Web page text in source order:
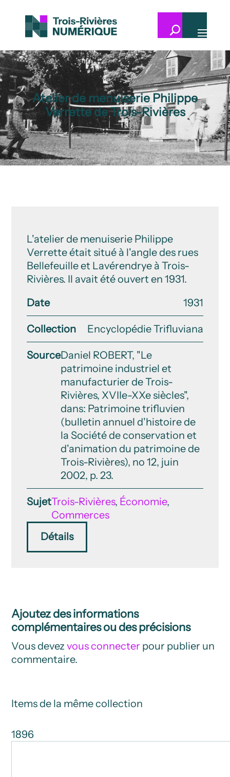
Atelier de menuiserie Philippe
Verrette de Trois-Rivières
L'atelier de menuiserie Philippe
Verrette était situé à l'angle des rues
Bellefeuille et Lavérendrye à Trois-
Rivières. Il avait été ouvert en 1931.
Date
1931
Collection Encyclopédie Trifluviana
SourceDaniel ROBERT, "Le
patrimoine industriel et
manufacturier de Trois-
Rivières, XVIIe-XXe siècles",
dans: Patrimoine trifluvien
(bulletin annuel d'histoire de
la Société de conservation et
d'animation du patrimoine de
Trois-Rivières), no 12, juin
2002, p. 23.
SujetTrois-Rivières, Économie,
Commerces
Détails
Ajoutez des informations
complémentaires ou des précisions
Vous devezvous connecter pour publier un
commentaire.
Items de la même collection
1896